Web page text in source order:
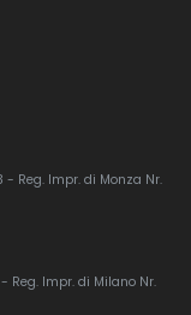
- Reg. Impr. di Monza Nr.
- Reg. Impr. di Milano Nr.